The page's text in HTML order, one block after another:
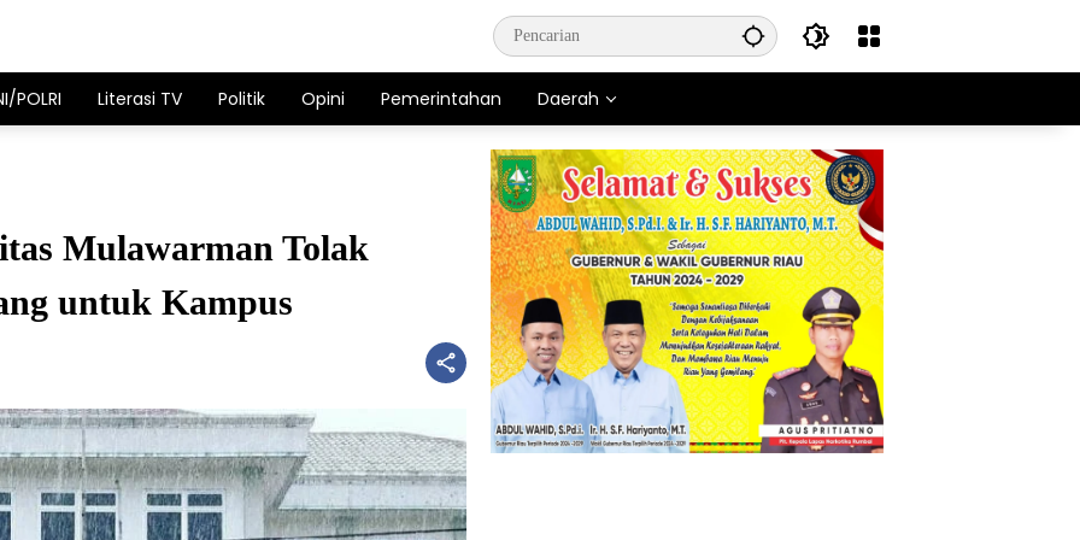
POLRI Literasi TV Politik Opini Pemerintahan Daerah
Mulawarman Tolak
untuk Kampus